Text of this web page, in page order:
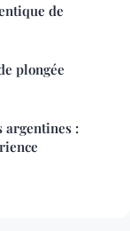
de
plongée
argentines :